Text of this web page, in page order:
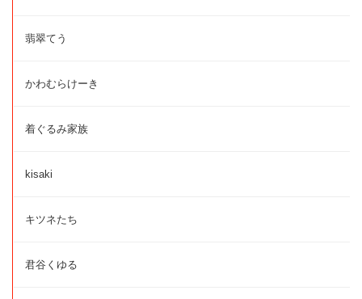
翡翠てう
かわむらけーき
着ぐるみ家族
kisaki
キツネたち
君谷くゆる